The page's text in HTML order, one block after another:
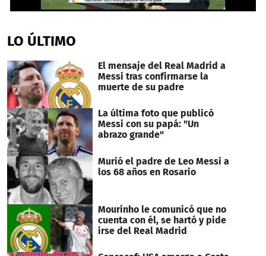
of
13
LO ÚLTIMO
El mensaje del Real Madrid a
Messi tras confirmarse la
muerte de su padre
La última foto que publicó
Messi con su papá: "Un
abrazo grande"
Murió el padre de Leo Messi a
los 68 años en Rosario
Mourinho le comunicó que no
cuenta con él, se hartó y pide
irse del Real Madrid